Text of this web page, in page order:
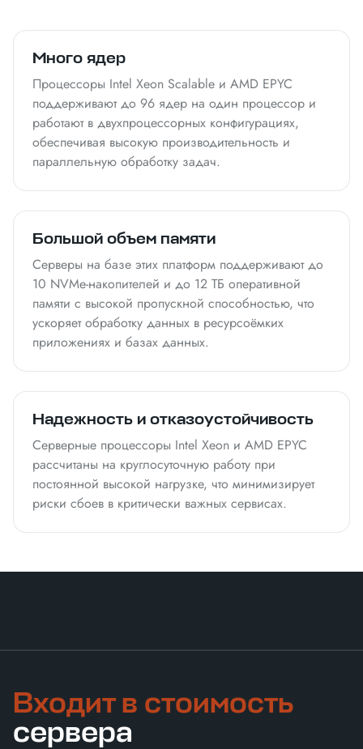
Много ядер
Процессоры Intel Xeon Scalable и AMD EPYC
поддерживают до 96 ядер на один процессор и
работают в двухпроцессорных конфигурациях,
обеспечивая высокую производительность и
параллельную обработку задач.
Большой объем памяти
Серверы на базе этих платформ поддерживают до
10 NVMe-накопителей и до 12 ТБ оперативной
памяти с высокой пропускной способностью, что
ускоряет обработку данных в ресурсоёмких
приложениях и базах данных.
Надежность и отказоустойчивость
Серверные процессоры Intel Xeon и AMD EPYC
рассчитаны на круглосуточную работу при
постоянной высокой нагрузке, что минимизирует
риски сбоев в критически важных сервисах.
Входит в стоимость
сервера